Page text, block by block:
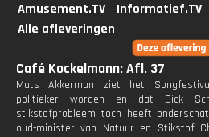
Amusement.TV
Informatief.TV
Alle afleveringen
Café Kockelmann: Afl. 37
Mats Akkerman ziet het
politieker worden en dat Dick
stikstofprobleem toch heeft
oud-minister van Natuur en Stikstof